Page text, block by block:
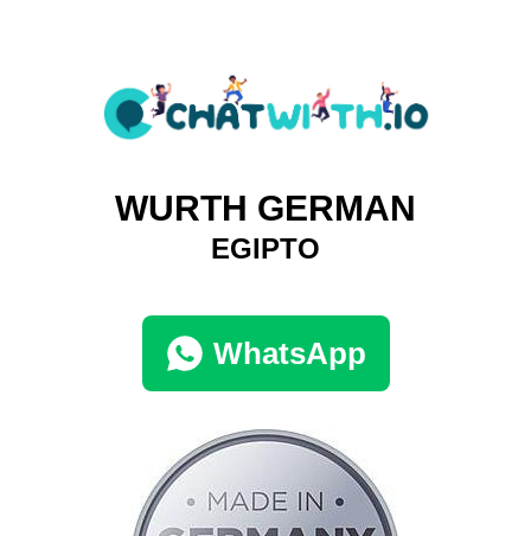
WURTH GERMAN
EGIPTO
WhatsApp